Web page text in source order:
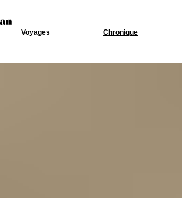
Voyages Chronique